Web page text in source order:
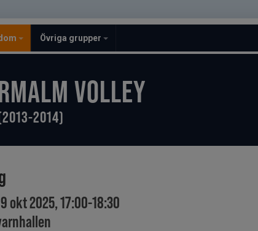
Övriga grupper
VOLLEY
2014)
okt 2025, 17:00-18:30